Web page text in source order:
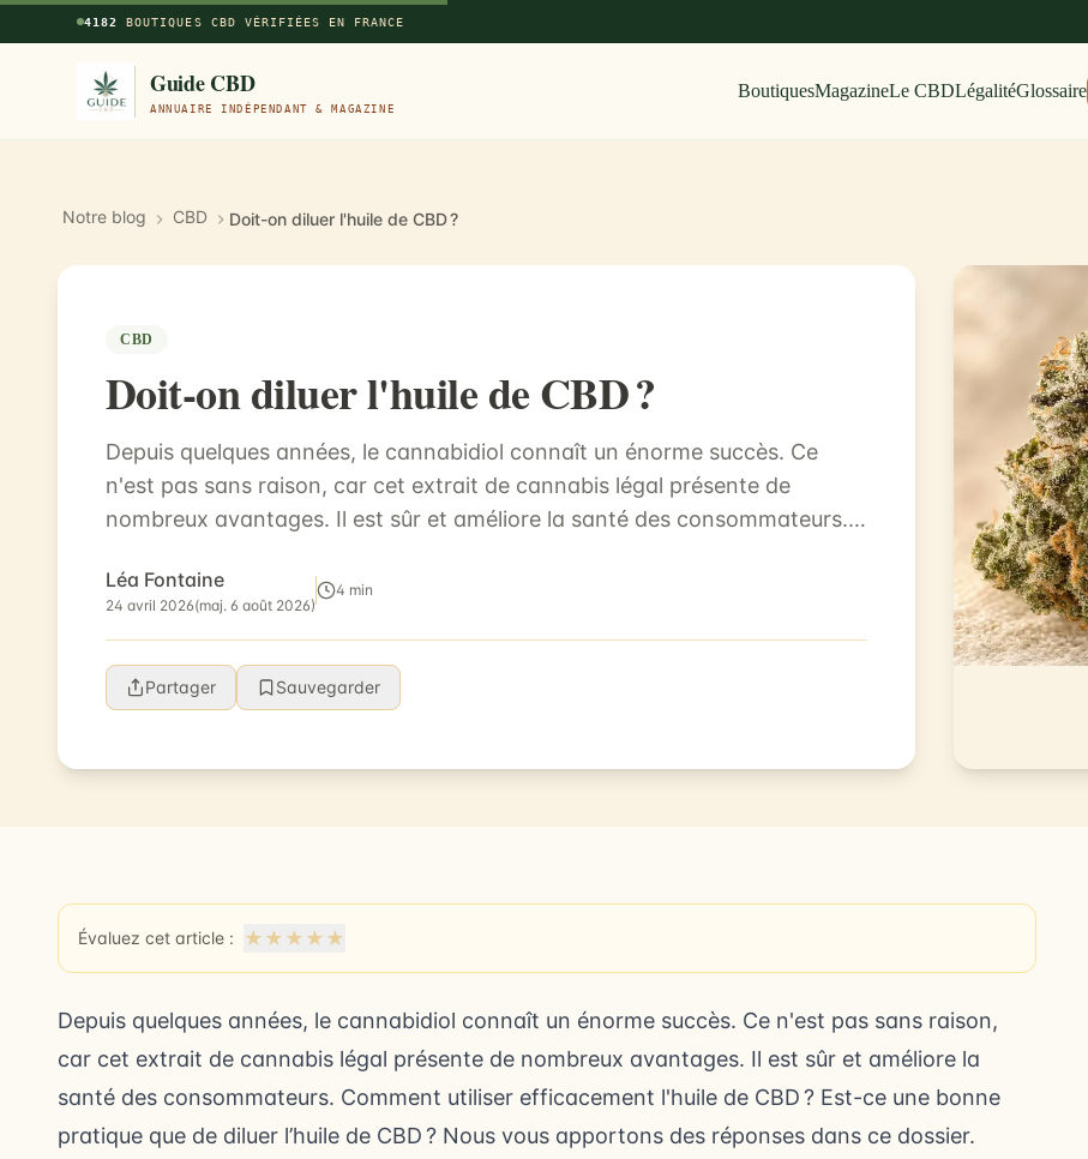
Aller au contenu principal
4182 BOUTIQUES CBD VÉRIFIÉES EN FRANCE
Guide CBD
ANNUAIRE INDÉPENDANT & MAGAZINE
BoutiquesMagazineLe CBDLégalitéGlossaire
Notre blog CBD Doit-on diluer l'huile de CBD ?
CBD
Doit-on diluer l'huile de CBD ?
Depuis quelques années, le cannabidiol connaît un énorme succès. Ce
n'est pas sans raison, car cet extrait de cannabis légal présente de
nombreux avantages. Il est sûr et améliore la santé des consommateurs.
Léa Fontaine
24 avril 2026(maj. 6 août 2026)
4 min
Partager Sauvegarder
Évaluez cet article : ★ ★ ★ ★ ★
Depuis quelques années, le cannabidiol connaît un énorme succès. Ce n'est pas sans raison,
car cet extrait de cannabis légal présente de nombreux avantages. Il est sûr et améliore la
santé des consommateurs. Comment utiliser efficacement l'huile de CBD ? Est-ce une bonne
pratique que de diluer l’huile de CBD ? Nous vous apportons des réponses dans ce dossier.